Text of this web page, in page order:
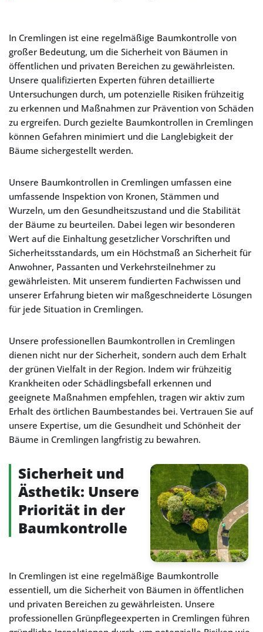
In Cremlingen ist eine regelmäßige Baumkontrolle von
großer Bedeutung, um die Sicherheit von Bäumen in
öffentlichen und privaten Bereichen zu gewährleisten.
Unsere qualifizierten Experten führen detaillierte
Untersuchungen durch, um potenzielle Risiken frühzeitig
zu erkennen und Maßnahmen zur Prävention von Schäden
zu ergreifen. Durch gezielte Baumkontrollen in Cremlingen
können Gefahren minimiert und die Langlebigkeit der
Bäume sichergestellt werden.
Unsere Baumkontrollen in Cremlingen umfassen eine
umfassende Inspektion von Kronen, Stämmen und
Wurzeln, um den Gesundheitszustand und die Stabilität
der Bäume zu beurteilen. Dabei legen wir besonderen
Wert auf die Einhaltung gesetzlicher Vorschriften und
Sicherheitsstandards, um ein Höchstmaß an Sicherheit für
Anwohner, Passanten und Verkehrsteilnehmer zu
gewährleisten. Mit unserem fundierten Fachwissen und
unserer Erfahrung bieten wir maßgeschneiderte Lösungen
für jede Situation in Cremlingen.
Unsere professionellen Baumkontrollen in Cremlingen
dienen nicht nur der Sicherheit, sondern auch dem Erhalt
der grünen Vielfalt in der Region. Indem wir frühzeitig
Krankheiten oder Schädlingsbefall erkennen und
geeignete Maßnahmen empfehlen, tragen wir aktiv zum
Erhalt des örtlichen Baumbestandes bei. Vertrauen Sie auf
unsere Expertise, um die Gesundheit und Schönheit der
Bäume in Cremlingen langfristig zu bewahren.
Sicherheit und
Ästhetik: Unsere
Priorität in der
Baumkontrolle
In Cremlingen ist eine regelmäßige Baumkontrolle
essentiell, um die Sicherheit von Bäumen in öffentlichen
und privaten Bereichen zu gewährleisten. Unsere
professionellen Grünpflegeexperten in Cremlingen führen